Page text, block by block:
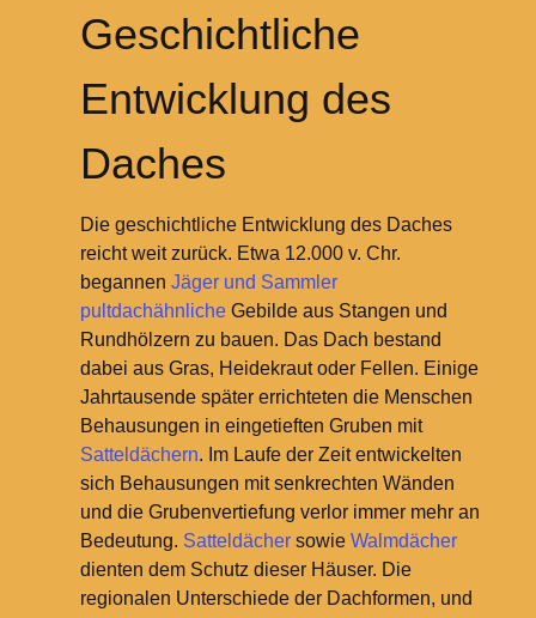
Geschichtliche
Entwicklung des
Daches
Die geschichtliche Entwicklung des Daches
reicht weit zurück. Etwa 12.000 v. Chr.
begannen Jäger und Sammler
pultdachähnlicheGebilde aus Stangen und
Rundhölzern zu bauen. Das Dach bestand
dabei aus Gras, Heidekraut oder Fellen. Einige
Jahrtausende später errichteten die Menschen
Behausungen in eingetieften Gruben mit
Satteldächern. Im Laufe der Zeit entwickelten
sich Behausungen mit senkrechten Wänden
und die Grubenvertiefung verlor immer mehr an
Bedeutung. Satteldächersowie Walmdächer
dienten dem Schutz dieser Häuser. Die
regionalen Unterschiede der Dachformen, und